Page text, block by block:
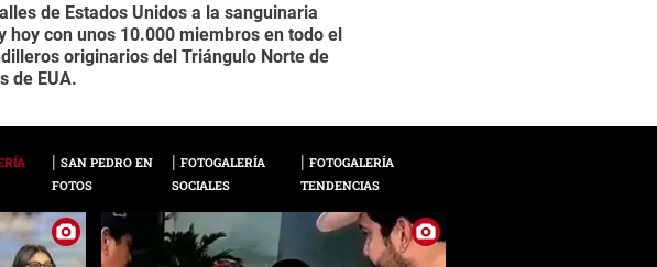
de Estados Unidos a la sanguinaria
hoy con unos 10.000 miembros en todo el
originarios del Triángulo Norte de
de EUA.
SAN PEDRO EN
FOTOS
FOTOGALERÍA
SOCIALES
FOTOGALERÍA
TENDENCIAS